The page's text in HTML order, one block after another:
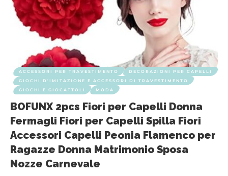
ACCESSORI PER TRAVESTIMENTO
DECORAZIONI PER CAPELLI
GIOCHI D'IMITAZIONE E ACCESSORI DI TRAVESTIMENTO
GIOCHI E GIOCATTOLI
MODA
BOFUNX 2pcs Fiori per Capelli Donna
Fermagli Fiori per Capelli Spilla Fiori
Accessori Capelli Peonia Flamenco per
Ragazze Donna Matrimonio Sposa
Nozze Carnevale